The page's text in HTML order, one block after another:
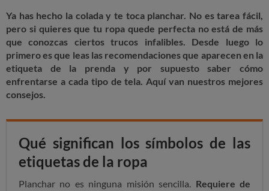
Ya has hecho la colada y te toca planchar. No es tarea fácil,
pero si quieres que tu ropa quede perfecta no está de más
que conozcas ciertos trucos infalibles. Desde luego lo
primero es que leas las recomendaciones que aparecen en la
etiqueta de la prenda y por supuesto saber cómo
enfrentarse a cada tipo de tela. Aquí van nuestros mejores
consejos.
Qué significan los símbolos de las
etiquetas de la ropa
Planchar no es ninguna misión sencilla. Requiere de